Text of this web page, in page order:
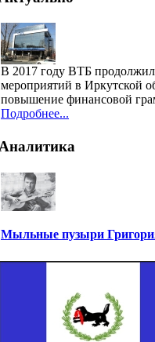
В 2017 году ВТБ
мероприятий в Иркутской
повышение финансовой
Подробнее...
Аналитика
Мыльные пузыри